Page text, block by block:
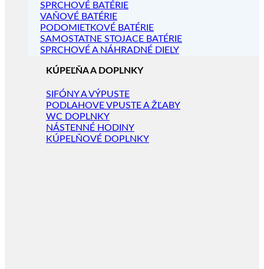
SPRCHOVÉ BATÉRIE
VAŇOVÉ BATÉRIE
PODOMIETKOVÉ BATÉRIE
SAMOSTATNE STOJACE BATÉRIE
SPRCHOVÉ A NÁHRADNÉ DIELY
KÚPEĽŇA A DOPLNKY
SIFÓNY A VÝPUSTE
PODLAHOVE VPUSTE A ŽĽABY
WC DOPLNKY
NÁSTENNÉ HODINY
KÚPELŇOVÉ DOPLNKY